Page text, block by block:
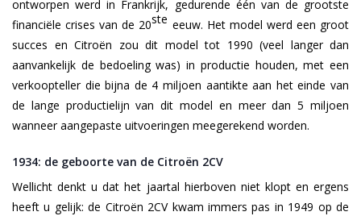
ontworpen werd in Frankrijk, gedurende één van de grootste
financiële crises van de 20ste eeuw. Het model werd een groot
succes en Citroën zou dit model tot 1990 (veel langer dan
aanvankelijk de bedoeling was) in productie houden, met een
verkoopteller die bijna de 4 miljoen aantikte aan het einde van
de lange productielijn van dit model en meer dan 5 miljoen
wanneer aangepaste uitvoeringen meegerekend worden.
1934: de geboorte van de Citroën 2CV
Wellicht denkt u dat het jaartal hierboven niet klopt en ergens
heeft u gelijk: de Citroën 2CV kwam immers pas in 1949 op de